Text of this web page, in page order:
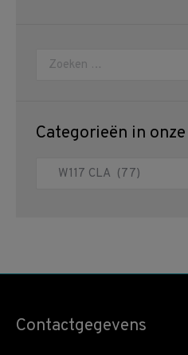
Zoeken:
Categorieën in
Contactgegevens